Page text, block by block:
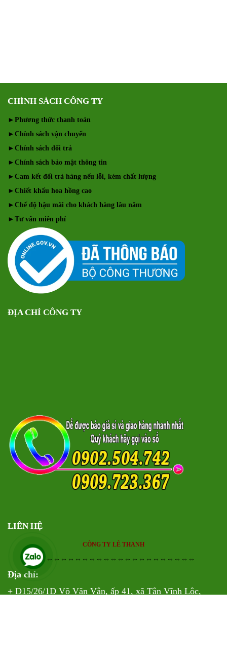
CHÍNH SÁCH CÔNG TY
► Phương thức thanh toán
► Chính sách vận chuyển
► Chính sách đổi trả
► Chính sách bảo mật thông tin
► Cam kết đổi trả hàng nếu lỗi, kém chất lượng
► Chiết khấu hoa hồng cao
► Chế độ hậu mãi cho khách hàng lâu năm
► Tư vấn miễn phí
ĐỊA CHỈ CÔNG TY
LIÊN HỆ
CÔNG TY LÊ THANH
⇔⇔⇔⇔⇔⇔⇔⇔⇔⇔⇔⇔⇔⇔⇔⇔⇔⇔⇔⇔⇔⇔⇔
Địa chỉ:
+ D15/26/1D Võ Văn Vân, ấp 41, xã Tân Vĩnh Lộc,